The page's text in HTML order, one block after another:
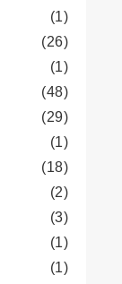
(1)
(26)
(1)
(48)
(29)
(1)
(18)
(2)
(3)
(1)
(1)